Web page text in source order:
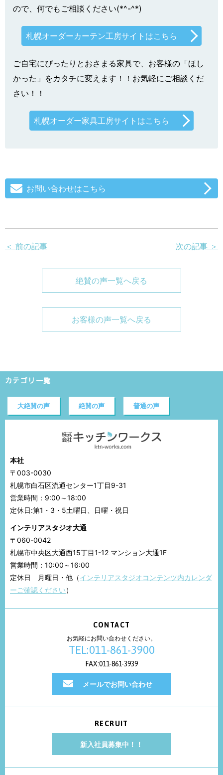
ので、何でもご相談ください(*^-^*)
札幌オーダーカーテン工房サイトはこちら
ご自宅にぴったりとおさまる家具で、お客様の「ほし
かった」をカタチに変えます！！お気軽にご相談くだ
さい！！
札幌オーダー家具工房サイトはこちら
お問い合わせはこちら
＜ 前の記事 次の記事 ＞
絶賛の声一覧へ戻る
お客様の声一覧へ戻る
カテゴリ一覧
大絶賛の声 絶賛の声 普通の声
本社
〒003-0030
札幌市白石区流通センター1丁目9-31
営業時間：9:00～18:00
定休日:第1・3・5土曜日、日曜・祝日
インテリアスタジオ大通
〒060-0042
札幌市中央区大通西15丁目1-12 マンション大通1F
営業時間：10:00～16:00
定休日 月曜日・他（インテリアスタジオコンテンツ内カレンダ
ーご確認ください）
CONTACT
お気軽にお問い合わせください。
TEL:011-861-3900
FAX:011-861-3939
メールでお問い合わせ
RECRUIT
新入社員募集中！！